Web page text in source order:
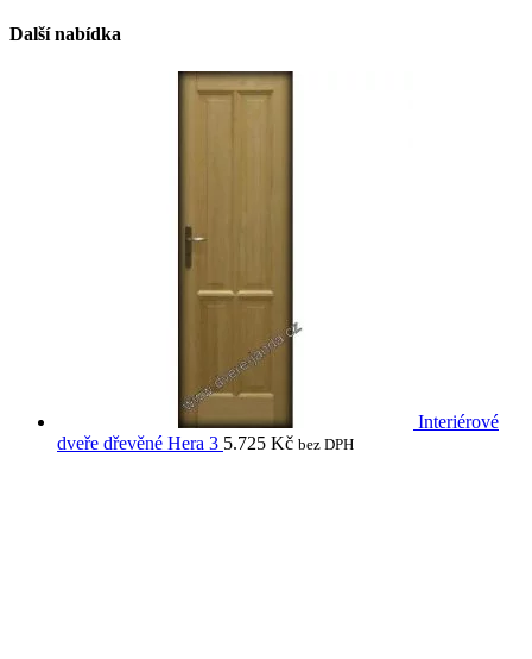
Další nabídka
Interiérové
dveře dřevěné Hera 3 5.725 Kč bez DPH